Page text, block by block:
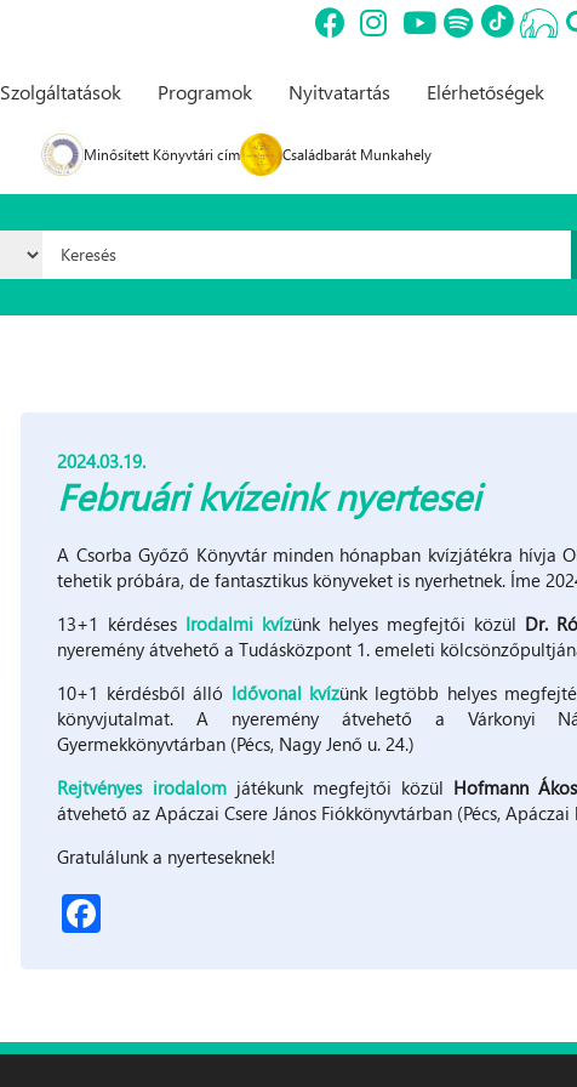
Szolgáltatások Programok Nyitvatartás Elérhetőségek
Minősített Könyvtári cím Családbarát Munkahely
Keresés űrlap
2024.03.19.
Februári kvízeink nyertesei
A Csorba Győző Könyvtár minden hónapban kvízjátékra hívja
tehetik próbára, de fantasztikus könyveket is nyerhetnek. Íme
13+1 kérdéses Irodalmi kvízünk helyes megfejtői közül Dr.
nyeremény átvehető a Tudásközpont 1. emeleti
10+1 kérdésből álló Idővonal kvízünk legtöbb helyes
könyvjutalmat. A nyeremény átvehető a Várkonyi
Gyermekkönyvtárban (Pécs, Nagy Jenő u. 24.)
Rejtvényes irodalomjátékunk megfejtői közül Hofmann Ákos
átvehető az Apáczai Csere János Fiókkönyvtárban (Pécs,
Gratulálunk a nyerteseknek!